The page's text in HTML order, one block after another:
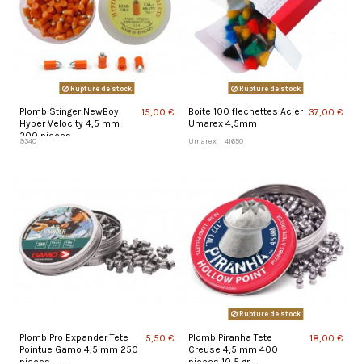
Rupture de stock
Plomb Stinger NewBoy
Hyper Velocity 4,5 mm
200 pieces
9340
15,00 €
Rupture de stock
Boite 100 flechettes Acier
Umarex 4,5mm
Umarex 41650
37,00 €
Plomb Pro Expander Tete
Pointue Gamo 4,5 mm 250
pieces
5,50 €
Rupture de stock
Plomb Piranha Tete
Creuse 4,5 mm 400
pieces 10,5 gr
18,00 €